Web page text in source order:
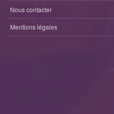
Nous contacter
Mentions légales